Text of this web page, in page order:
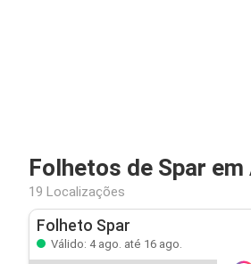
Folhetos de Spar
19 Localizações
Folheto Spar
Válido: 4 ago. até 16 ago.